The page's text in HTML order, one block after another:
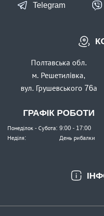
#FK-10006R-7
24 грн
Гачок Fanatik
Полтавська обл.
м. Решетилівка,
вул. Грушевського 76а
ГРАФІК РОБОТИ
Понеділок - Субота: 9:00 - 17:00
Неділя:
День рибалки
Telegram